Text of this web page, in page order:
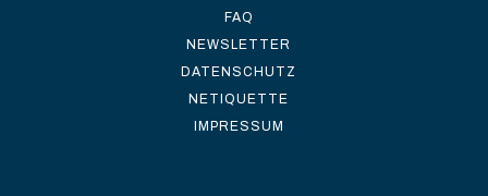
FAQ
NEWSLETTER
DATENSCHUTZ
NETIQUETTE
IMPRESSUM